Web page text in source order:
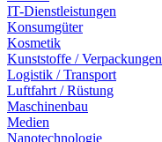
IT-Dienstleistungen
Konsumgüter
Kosmetik
Kunststoffe / Verpackungen
Logistik / Transport
Luftfahrt / Rüstung
Maschinenbau
Medien
Nanotechnologie